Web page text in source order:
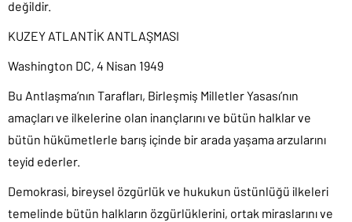
değildir.
KUZEY ATLANTİK ANTLAŞMASI
Washington DC, 4 Nisan 1949
Bu Antlaşma’nın Tarafları, Birleşmiş Milletler Yasası’nın
amaçları ve ilkelerine olan inançlarını ve bütün halklar ve
bütün hükümetlerle barış içinde bir arada yaşama arzularını
teyid ederler.
Demokrasi, bireysel özgürlük ve hukukun üstünlüğü ilkeleri
temelinde bütün halkların özgürlüklerini, ortak miraslarını ve